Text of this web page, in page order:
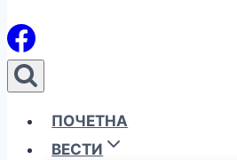
ПОЧЕТНА
ВЕСТИ